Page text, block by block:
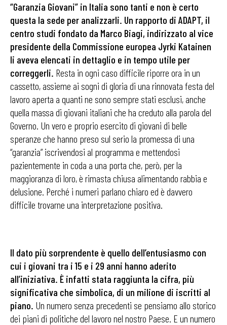
“Garanzia Giovani” in Italia sono tanti e non è certo
questa la sede per analizzarli. Un rapporto di ADAPT, il
centro studi fondato da Marco Biagi, indirizzato al vice
presidente della Commissione europea Jyrki Katainen
li aveva elencati in dettaglio e in tempo utile per
correggerli. Resta in ogni caso difficile riporre ora in un
cassetto, assieme ai sogni di gloria di una rinnovata festa del
lavoro aperta a quanti ne sono sempre stati esclusi, anche
quella massa di giovani italiani che ha creduto alla parola del
Governo. Un vero e proprio esercito di giovani di belle
speranze che hanno preso sul serio la promessa di una
“garanzia” iscrivendosi al programma e mettendosi
pazientemente in coda a una porta che, però, per la
maggioranza di loro, è rimasta chiusa alimentando rabbia e
delusione. Perché i numeri parlano chiaro ed è davvero
difficile trovarne una interpretazione positiva.
Il dato più sorprendente è quello dell’entusiasmo con
cui i giovani tra i 15 e i 29 anni hanno aderito
all’iniziativa. È infatti stata raggiunta la cifra, più
significativa che simbolica, di un milione di iscritti al
piano. Un numero senza precedenti se pensiamo allo storico
dei piani di politiche del lavoro nel nostro Paese. E un numero